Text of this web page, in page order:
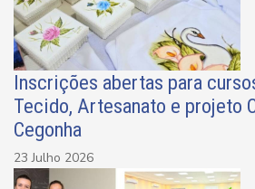
Inscrições abertas para
Tecido, Artesanato e projeto
Cegonha
23 Julho 2026